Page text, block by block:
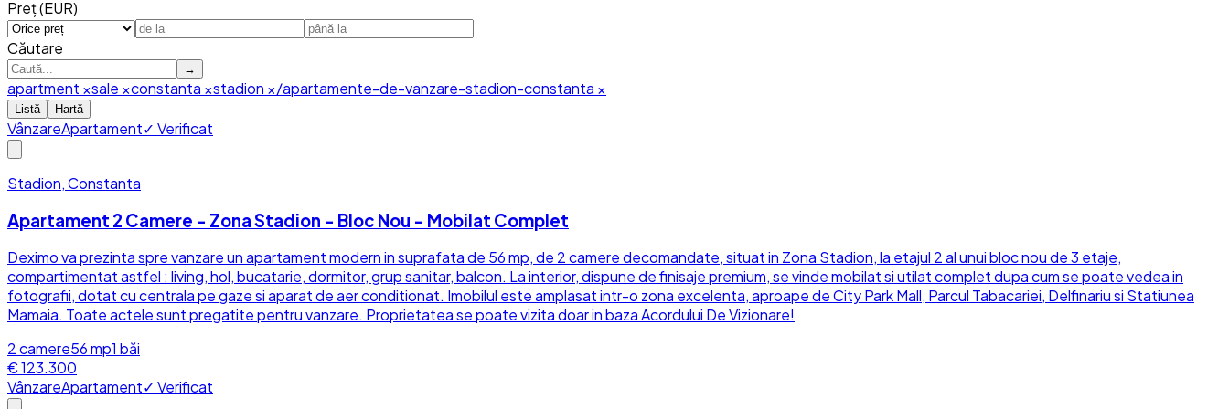
Preț (EUR)
Căutare
→
apartment ×sale ×constanta ×stadion ×/apartamente-de-vanzare-stadion-constanta ×
Listă Hartă
VânzareApartament✓ Verificat
Stadion, Constanta
Apartament 2 Camere - Zona Stadion - Bloc Nou - Mobilat Complet
Deximo va prezinta spre vanzare un apartament modern in suprafata de 56 mp, de 2 camere decomandate, situat in Zona Stadion, la etajul 2 al unui bloc nou de 3 etaje,
compartimentat astfel : living, hol, bucatarie, dormitor, grup sanitar, balcon. La interior, dispune de finisaje premium, se vinde mobilat si utilat complet dupa cum se poate vedea in
fotografii, dotat cu centrala pe gaze si aparat de aer conditionat. Imobilul este amplasat intr-o zona excelenta, aproape de City Park Mall, Parcul Tabacariei, Delfinariu si Statiunea
Mamaia. Toate actele sunt pregatite pentru vanzare. Proprietatea se poate vizita doar in baza Acordului De Vizionare!
2camere56mp1 băi
€ 123.300
VânzareApartament✓ Verificat